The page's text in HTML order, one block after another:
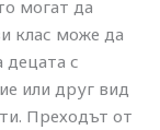
могат да
клас може да
децата с
или друг вид
Преходът от